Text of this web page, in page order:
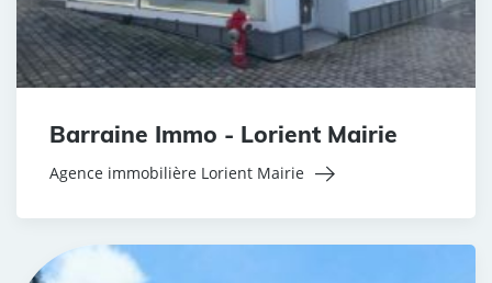
Barraine Immo - Lorient Mairie
Agence immobilière Lorient Mairie